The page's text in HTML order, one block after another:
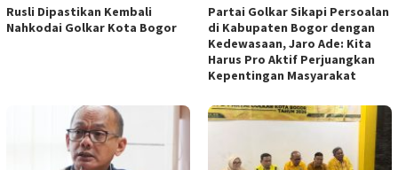
Rusli Dipastikan Kembali
Nahkodai Golkar Kota Bogor
Partai Golkar Sikapi Persoalan
di Kabupaten Bogor dengan
Kedewasaan, Jaro Ade: Kita
Harus Pro Aktif Perjuangkan
Kepentingan Masyarakat